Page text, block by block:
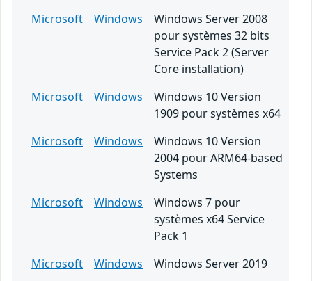
Microsoft
Windows
Windows Server 2008
pour systèmes 32 bits
Service Pack 2 (Server
Core installation)
Microsoft
Windows
Windows 10 Version
1909 pour systèmes x64
Microsoft
Windows
Windows 10 Version
2004 pour ARM64-based
Systems
Microsoft
Windows
Windows 7 pour
systèmes x64 Service
Pack 1
Microsoft
Windows
Windows Server 2019